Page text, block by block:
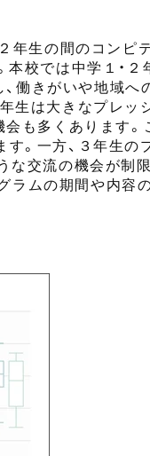
２年生の間のコンピ
本校では中学１ ・ ２
働きがいや地域へ
生は大きなプレッ
会も多くあります。
。 一方、 ３年生の
な交流の機会が制
ラムの期間や内容